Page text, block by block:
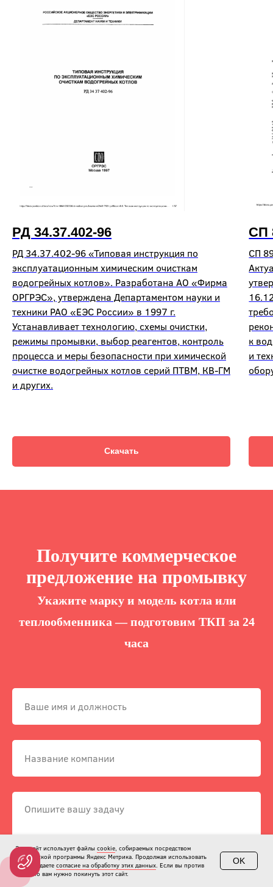
РД 34.37.402-96
РД 34.37.402-96 «Типовая инструкция по
эксплуатационным химическим очисткам
водогрейных котлов». Разработана АО «Фирма
ОРГРЭС», утверждена Департаментом науки и
техники РАО «ЕЭС России» в 1997 г.
Устанавливает технологию, схемы очистки,
режимы промывки, выбор реагентов, контроль
процесса и меры безопасности при химической
очистке водогрейных котлов серий ПТВМ, КВ-ГМ
и других.
Скачать
СП
СП
к
и
Получите коммерческое
предложение на промывку
Укажите марку и модель котла или
теплообменника — подготовим ТКП за 24
часа
Этот сайт использует файлы cookie, собираемых посредством
метрической программы Яндекс Метрика. Продолжая использовать
сайт, вы даете согласие на обработку этих данных. Если вы против
этого, то вам нужно покинуть этот сайт.
OK